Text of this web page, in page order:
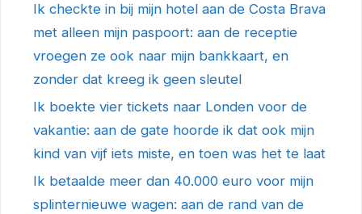
Ik checkte in bij mijn hotel aan de Costa Brava
met alleen mijn paspoort: aan de receptie
vroegen ze ook naar mijn bankkaart, en
zonder dat kreeg ik geen sleutel
Ik boekte vier tickets naar Londen voor de
vakantie: aan de gate hoorde ik dat ook mijn
kind van vijf iets miste, en toen was het te laat
Ik betaalde meer dan 40.000 euro voor mijn
splinternieuwe wagen: aan de rand van de